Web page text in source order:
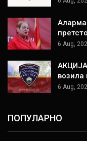
6 Aug,
возила
6 Aug,
ПОПУЛАРНО